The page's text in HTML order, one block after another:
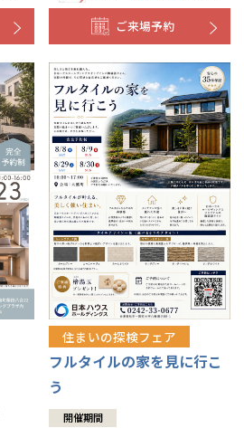
ご来場予約
住まいの探検フェア
フルタイルの家を見に行こ
う
開催期間